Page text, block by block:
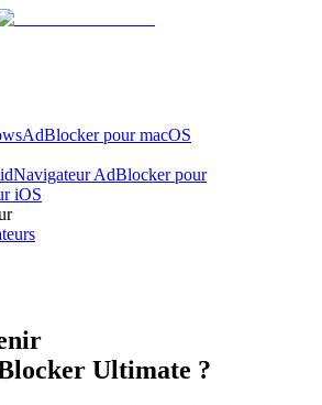
AdBlocker pour macOS
Navigateur AdBlocker pour
iOS
Ultimate ?